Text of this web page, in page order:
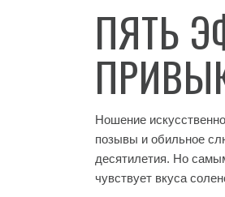
ПЯТЬ
Ношение
позывы и обильное
десятилетия. Но
чувствует вкуса